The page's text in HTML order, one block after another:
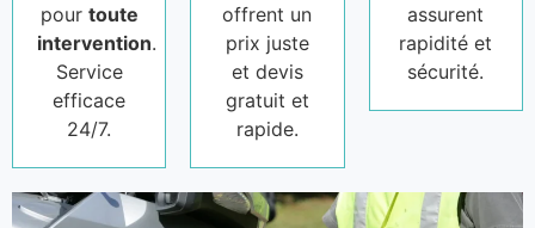
pour toute
intervention.
Service
efficace
24/7.
offrent un
prix juste
et devis
gratuit et
rapide.
assurent
rapidité et
sécurité.